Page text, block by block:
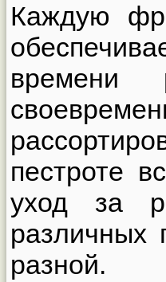
Каждую
времени
пестроте
уход за
различных
разной.